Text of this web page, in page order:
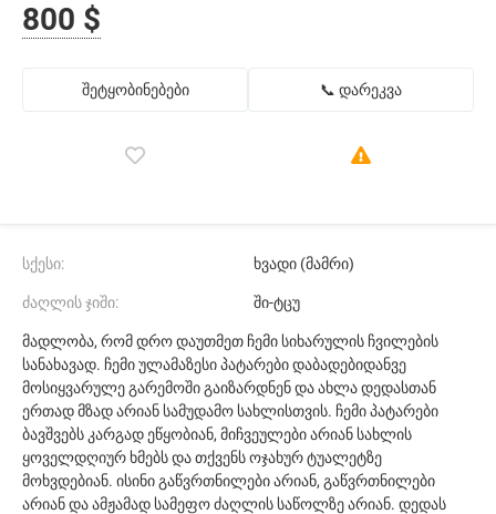
800 $
შეტყობინებები 📞 დარეკვა
სქესი: ხვადი (მამრი)
ძაღლის ჯიში: ში-ტცუ
მადლობა, რომ დრო დაუთმეთ ჩემი სიხარულის ჩვილების
სანახავად. ჩემი ულამაზესი პატარები დაბადებიდანვე
მოსიყვარულე გარემოში გაიზარდნენ და ახლა დედასთან
ერთად მზად არიან სამუდამო სახლისთვის. ჩემი პატარები
ბავშვებს კარგად ეწყობიან, მიჩვეულები არიან სახლის
ყოველდღიურ ხმებს და თქვენს ოჯახურ ტუალეტზე
მოხვდებიან. ისინი გაწვრთნილები არიან, გაწვრთნილები
არიან და ამჟამად სამეფო ძაღლის საწოლზე არიან. დედას